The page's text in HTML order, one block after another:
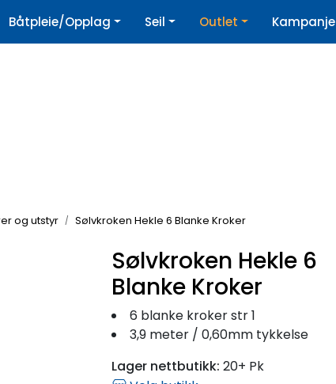
| Nyhetsbrev
Båtpleie/Opplag Seil Outlet Kampanje
og utstyr Sølvkroken Hekle 6 Blanke Kroker
Sølvkroken Hekle 6
Blanke Kroker
6 blanke kroker str 1
3,9 meter / 0,60mm tykkelse
Lager nettbutikk: 20+ Pk